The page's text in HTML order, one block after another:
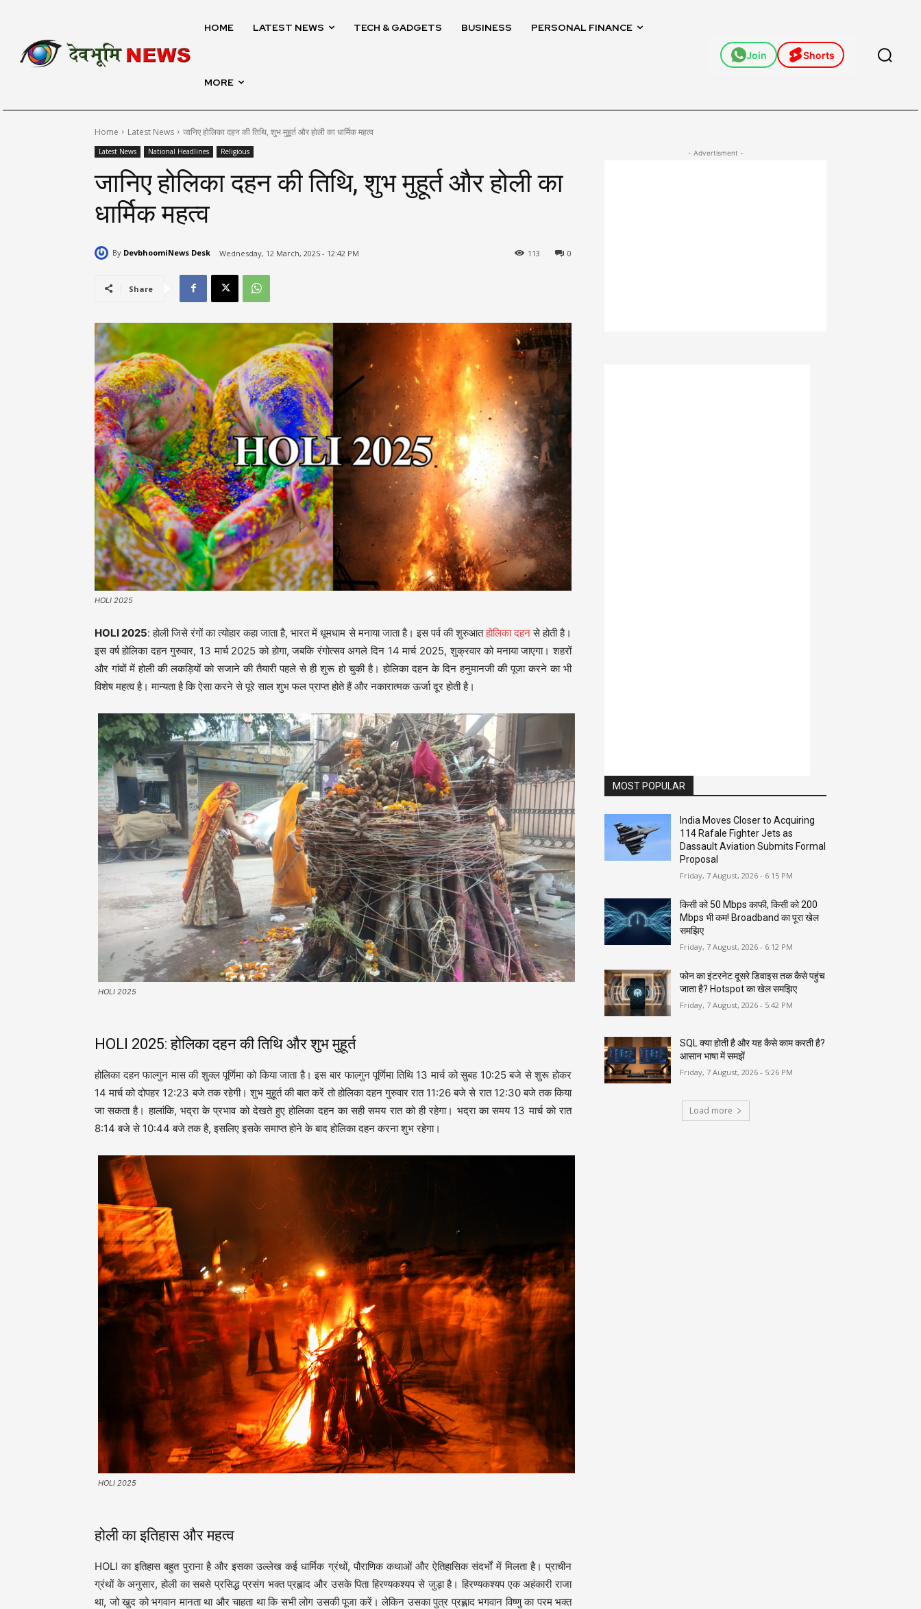
HOME LATEST NEWS TECH & GADGETS BUSINESS PERSONAL FINANCE
MORE
Join Shorts
Home Latest News जानिए होलिका दहन की तिथि, शुभ मुहूर्त और होली का धार्मिक महत्व
Latest News National Headlines Religious
जानिए होलिका दहन की तिथि, शुभ मुहूर्त और होली का
धार्मिक महत्व
By DevbhoomiNews Desk Wednesday, 12 March, 2025 - 12:42 PM 0
113
Share
HOLI 2025
HOLI 2025: होली जिसे रंगों का त्योहार कहा जाता है, भारत में धूमधाम से मनाया जाता है। इस पर्व की शुरुआतहोलिका दहनसे होती है।
इस वर्ष होलिका दहन गुरुवार, 13 मार्च 2025 को होगा, जबकि रंगोत्सव अगले दिन 14 मार्च 2025, शुक्रवार को मनाया जाएगा। शहरों
और गांवों में होली की लकड़ियों को सजाने की तैयारी पहले से ही शुरू हो चुकी है। होलिका दहन के दिन हनुमानजी की पूजा करने का भी
विशेष महत्व है। मान्यता है कि ऐसा करने से पूरे साल शुभ फल प्राप्त होते हैं और नकारात्मक ऊर्जा दूर होती है।
HOLI 2025
HOLI 2025: होलिका दहन की तिथि और शुभ मुहूर्त
होलिका दहन फाल्गुन मास की शुक्ल पूर्णिमा को किया जाता है। इस बार फाल्गुन पूर्णिमा तिथि 13 मार्च को सुबह 10:25 बजे से शुरू होकर
14 मार्च को दोपहर 12:23 बजे तक रहेगी। शुभ मुहूर्त की बात करें तो होलिका दहन गुरुवार रात 11:26 बजे से रात 12:30 बजे तक किया
जा सकता है। हालांकि, भद्रा के प्रभाव को देखते हुए होलिका दहन का सही समय रात को ही रहेगा। भद्रा का समय 13 मार्च को रात
8:14 बजे से 10:44 बजे तक है, इसलिए इसके समाप्त होने के बाद होलिका दहन करना शुभ रहेगा।
HOLI 2025
होली का इतिहास और महत्व
HOLI का इतिहास बहुत पुराना है और इसका उल्लेख कई धार्मिक ग्रंथों, पौराणिक कथाओं और ऐतिहासिक संदर्भों में मिलता है। प्राचीन
ग्रंथों के अनुसार, होली का सबसे प्रसिद्ध प्रसंग भक्त प्रह्लाद और उसके पिता हिरण्यकश्यप से जुड़ा है। हिरण्यकश्यप एक अहंकारी राजा
था, जो खुद को भगवान मानता था और चाहता था कि सभी लोग उसकी पूजा करें। लेकिन उसका पुत्र प्रह्लाद भगवान विष्णु का परम भक्त
- Advertisment -
MOST POPULAR
India Moves Closer to Acquiring
114 Rafale Fighter Jets as
Dassault Aviation Submits Formal
Proposal
Friday, 7 August, 2026 - 6:15 PM
किसी को 50 Mbps काफी, किसी को 200
Mbps भी कम! Broadband का पूरा खेल
समझिए
Friday, 7 August, 2026 - 6:12 PM
फोन का इंटरनेट दूसरे डिवाइस तक कैसे पहुंच
जाता है? Hotspot का खेल समझिए
Friday, 7 August, 2026 - 5:42 PM
SQL क्या होती है और यह कैसे काम करती है?
आसान भाषा में समझें
Friday, 7 August, 2026 - 5:26 PM
Load more